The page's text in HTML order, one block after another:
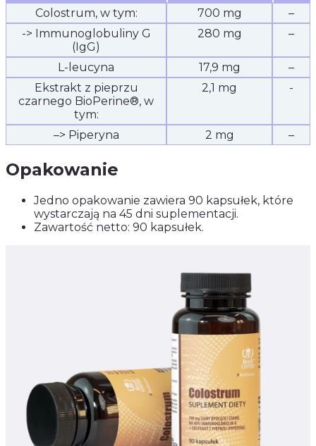
Colostrum, w tym: 700 mg
–
-> Immunoglobuliny G
(IgG)
280 mg –
L-leucyna 17,9 mg
–
Ekstrakt z pieprzu
czarnego BioPerine®, w
tym:
2,1 mg -
–> Piperyna 2 mg –
Opakowanie
Jedno opakowanie zawiera 90 kapsułek, które
wystarczają na 45 dni suplementacji.
Zawartość netto: 90 kapsułek.